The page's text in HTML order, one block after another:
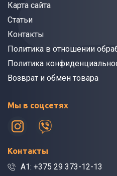
Карта сайта
Статьи
Контакты
Политика в отношении
Политика
Возврат и обмен товара
Мы в соцсетях
Контакты
A1: +375 29 373-12-13